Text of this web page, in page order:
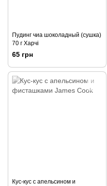
Пудинг чиа шоколадный (сушка)
70 г Харчі
65 грн
Кус-кус с апельсином и